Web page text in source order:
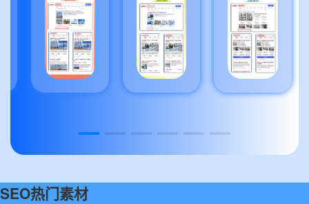
SEO热门素材